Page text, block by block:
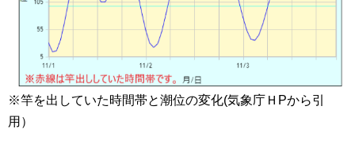
※竿を出していた時間帯と潮位の変化(気象庁ＨPから引
用）